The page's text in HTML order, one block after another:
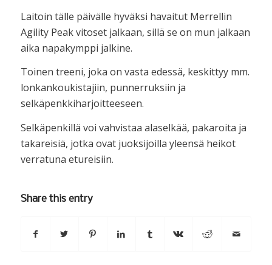
Laitoin tälle päivälle hyväksi havaitut Merrellin
Agility Peak vitoset jalkaan, sillä se on mun jalkaan
aika napakymppi jalkine.
Toinen treeni, joka on vasta edessä, keskittyy mm.
lonkankoukistajiin, punnerruksiin ja
selkäpenkkiharjoitteeseen.
Selkäpenkillä voi vahvistaa alaselkää, pakaroita ja
takareisiä, jotka ovat juoksijoilla yleensä heikot
verratuna etureisiin.
Share this entry